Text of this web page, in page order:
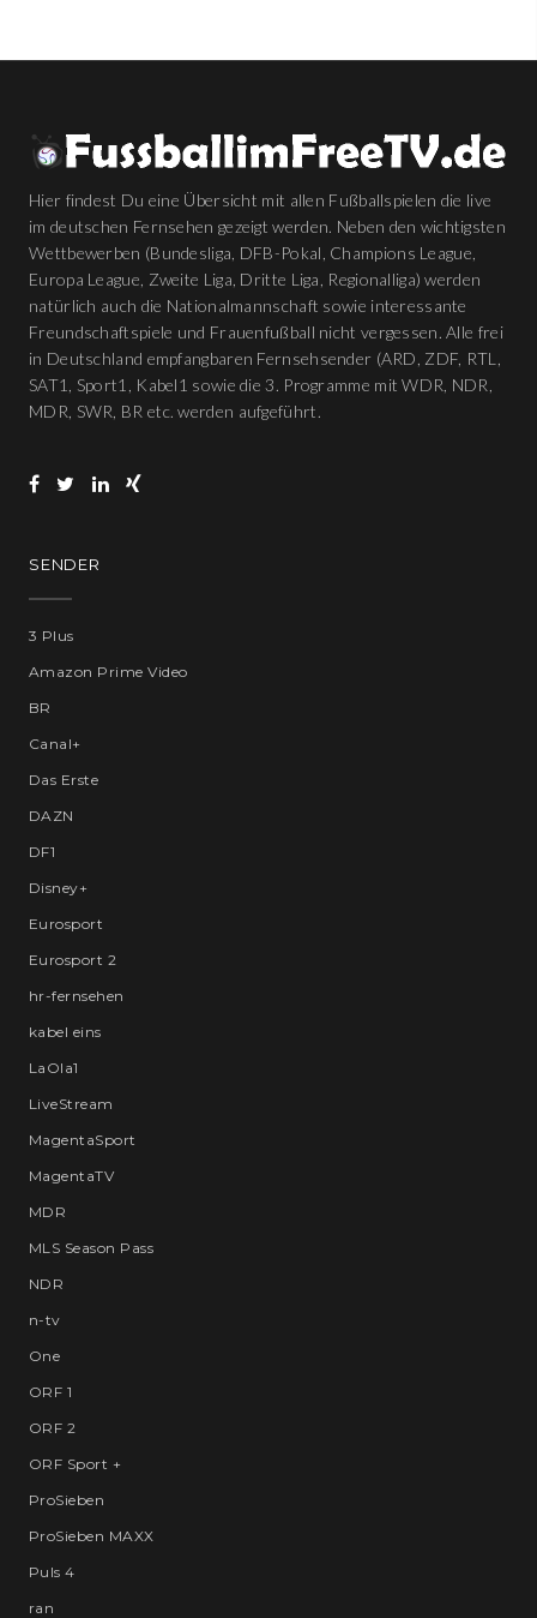
Hier findest Du eine Übersicht mit allen Fußballspielen die live
im deutschen Fernsehen gezeigt werden. Neben den wichtigsten
Wettbewerben (Bundesliga, DFB-Pokal, Champions League,
Europa League, Zweite Liga, Dritte Liga, Regionalliga) werden
natürlich auch die Nationalmannschaft sowie interessante
Freundschaftspiele und Frauenfußball nicht vergessen. Alle frei
in Deutschland empfangbaren Fernsehsender (ARD, ZDF, RTL,
SAT1, Sport1, Kabel1 sowie die 3. Programme mit WDR, NDR,
MDR, SWR, BR etc. werden aufgeführt.
SENDER
3 Plus
Amazon Prime Video
BR
Canal+
Das Erste
DAZN
DF1
Disney+
Eurosport
Eurosport 2
hr-fernsehen
kabel eins
LaOla1
LiveStream
MagentaSport
MagentaTV
MDR
MLS Season Pass
NDR
n-tv
One
ORF 1
ORF 2
ORF Sport +
ProSieben
ProSieben MAXX
Puls 4
ran